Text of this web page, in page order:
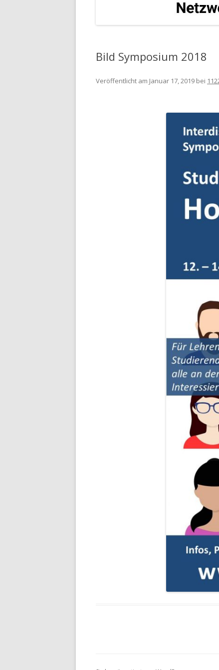
Bild Symposium 2018
Veröffentlicht am Januar 17, 2019 bei